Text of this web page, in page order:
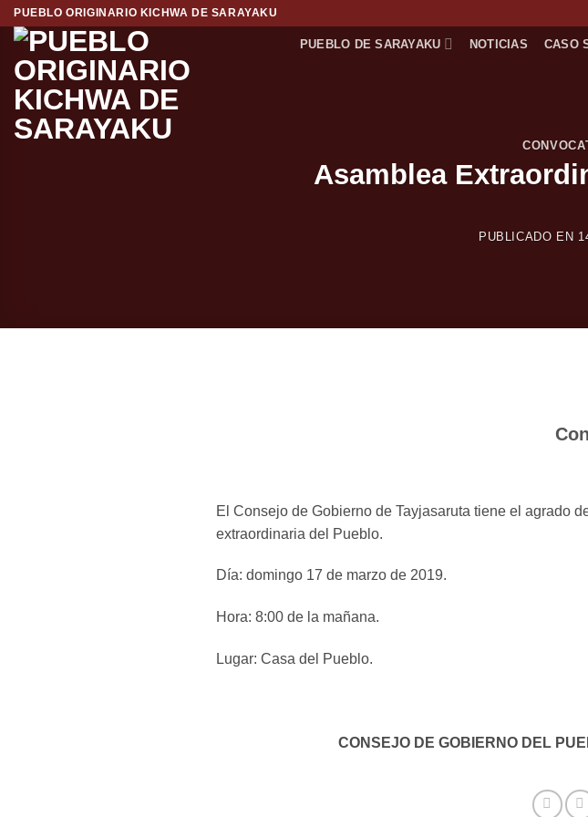
Saltar
contenido
PUEBLO ORIGINARIO KICHWA DE SARAYAKU
PUEBLO DE SARAYAKU NOTICIAS CASO
Asamblea
PUBLICADO EN
El Consejo de Gobierno de Tayjasaruta tiene el agrado
extraordinaria del Pueblo.
Día: domingo 17 de marzo de 2019.
Hora: 8:00 de la mañana.
Lugar: Casa del Pueblo.
CONSEJO DE GOBIERNO DEL